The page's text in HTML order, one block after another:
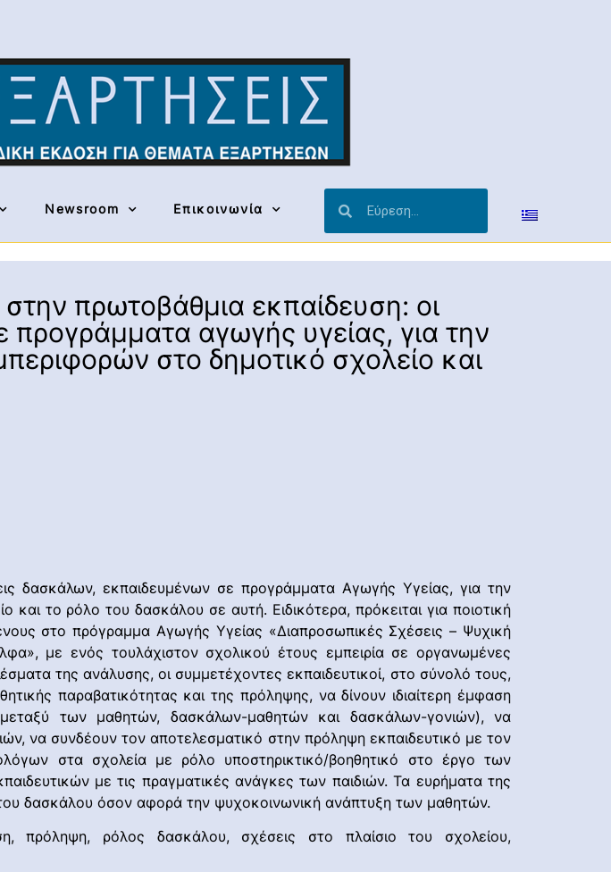
Newsroom Επικοινωνία
πρωτοβάθμια εκπαίδευση: οι
αγωγής υγείας, για την
στο δημοτικό σχολείο και
δασκάλων, εκπαιδευμένων σε προγράμματα Αγωγής Υγείας, για την
το ρόλο του δασκάλου σε αυτή. Ειδικότερα, πρόκειται για ποιοτική
στο πρόγραμμα Αγωγής Υγείας «Διαπροσωπικές Σχέσεις – Ψυχική
με ενός τουλάχιστον σχολικού έτους εμπειρία σε οργανωμένες
της ανάλυσης, οι συμμετέχοντες εκπαιδευτικοί, στο σύνολό τους,
παραβατικότητας και της πρόληψης, να δίνουν ιδιαίτερη έμφαση
των μαθητών, δασκάλων-μαθητών και δασκάλων-γονιών), να
να συνδέουν τον αποτελεσματικό στην πρόληψη εκπαιδευτικό με τον
στα σχολεία με ρόλο υποστηρικτικό/βοηθητικό στο έργο των
με τις πραγματικές ανάγκες των παιδιών. Τα ευρήματα της
δασκάλου όσον αφορά την ψυχοκοινωνική ανάπτυξη των μαθητών.
πρόληψη, ρόλος δασκάλου, σχέσεις στο πλαίσιο του σχολείου,